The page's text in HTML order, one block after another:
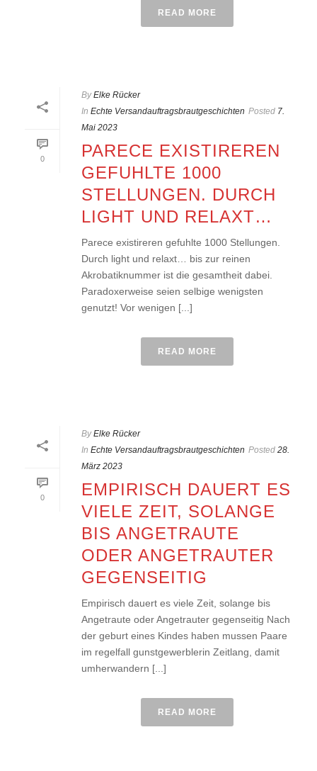
READ MORE
0
By Elke Rücker
In Echte Versandauftragsbrautgeschichten Posted 7.
Mai 2023
PARECE EXISTIREREN
GEFUHLTE 1000
STELLUNGEN. DURCH
LIGHT UND RELAXT…
Parece existireren gefuhlte 1000 Stellungen.
Durch light und relaxt… bis zur reinen
Akrobatiknummer ist die gesamtheit dabei.
Paradoxerweise seien selbige wenigsten
genutzt! Vor wenigen [...]
READ MORE
0
By Elke Rücker
In Echte Versandauftragsbrautgeschichten Posted 28.
März 2023
EMPIRISCH DAUERT ES
VIELE ZEIT, SOLANGE
BIS ANGETRAUTE
ODER ANGETRAUTER
GEGENSEITIG
Empirisch dauert es viele Zeit, solange bis
Angetraute oder Angetrauter gegenseitig Nach
der geburt eines Kindes haben mussen Paare
im regelfall gunstgewerblerin Zeitlang, damit
umherwandern [...]
READ MORE